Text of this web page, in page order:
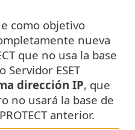
como objetivo
nueva
que no usa la base
Servidor ESET
dirección IP, que
no usará la base de
anterior.